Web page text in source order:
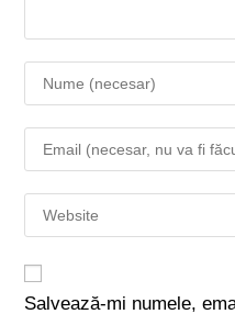
Salvează-mi numele,